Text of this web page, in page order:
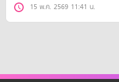
15 พ.ค. 2569 11:41 น.